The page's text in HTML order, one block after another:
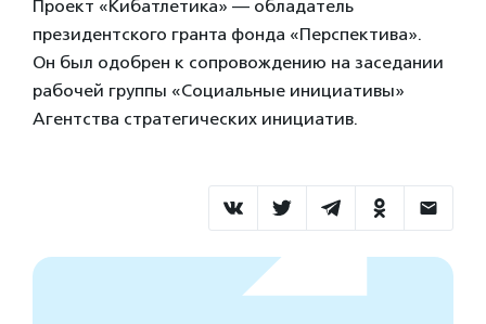
Проект «Кибатлетика» — обладатель
президентского гранта фонда «Перспектива».
Он был одобрен к сопровождению на заседании
рабочей группы «Социальные инициативы»
Агентства стратегических инициатив.